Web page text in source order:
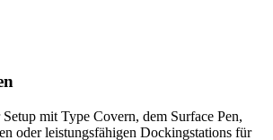
mit Type Covern, dem Surface Pen,
oder leistungsfähigen Dockingstations für